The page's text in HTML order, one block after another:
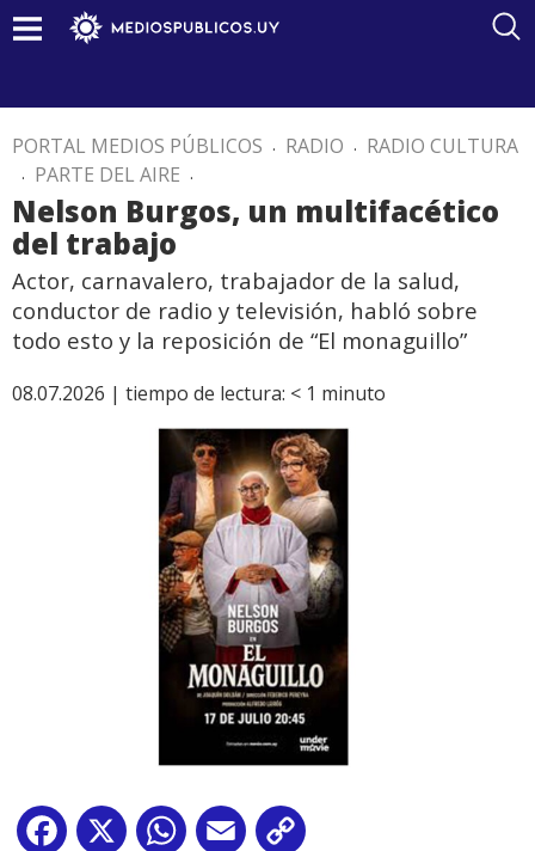
PORTAL MEDIOS PÚBLICOS . RADIO . RADIO CULTURA
. PARTE DEL AIRE .
Nelson Burgos, un multifacético
del trabajo
Actor, carnavalero, trabajador de la salud,
conductor de radio y televisión, habló sobre
todo esto y la reposición de “El monaguillo”
08.07.2026 | tiempo de lectura: < 1 minuto
Facebook
X WhatsApp
Email